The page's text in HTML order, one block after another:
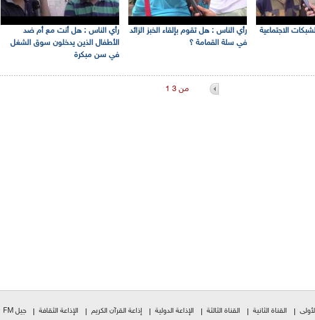
الاجتماعية
رأي الناس : هل تقوم بإلقاء الخبز الزائد
في سلة القمامة ؟
رأي الناس : هل أنت مع أم ضد
الأطفال الذين يدخلون سوق الشغل
في سن مبكرة
1 من 3
القناة الثانية القناة الثالثة الإذاعة الدولية إذاعة القرآن الكريم الإذاعة الثقافة جيل FM